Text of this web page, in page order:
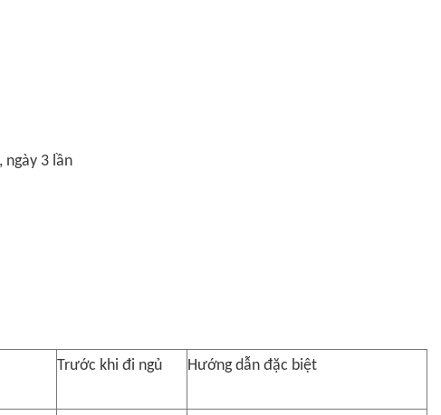
3 lần
Trước khi đi ngủ Hướng dẫn đặc biệt